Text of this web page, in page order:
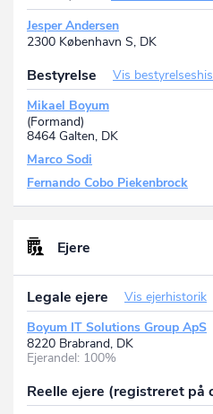
Jesper Andersen
2300 København S, DK
Bestyrelse
Vis
Mikael Boyum
(Formand)
8464 Galten, DK
Marco Sodi
Fernando Cobo Piekenbrock
Ejere
Legale ejere
Vis ejerhistorik
Boyum IT Solutions Group ApS
8220 Brabrand, DK
Ejerandel: 100%
Reelle ejere (registreret på